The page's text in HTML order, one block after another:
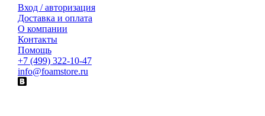
Вход / авторизация
Доставка и оплата
О компании
Контакты
Помощь
+7 (499) 322-10-47
info@foamstore.ru